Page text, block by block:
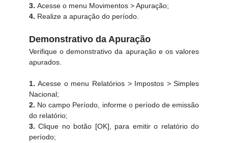
3. Acesse o menu Movimentos > Apuração;
4. Realize a apuração do período.
Demonstrativo da Apuração
Verifique o demonstrativo da apuração e os valores
apurados.
1. Acesse o menu Relatórios > Impostos > Simples
Nacional;
2. No campo Período, informe o período de emissão
do relatório;
3. Clique no botão [OK], para emitir o relatório do
período;